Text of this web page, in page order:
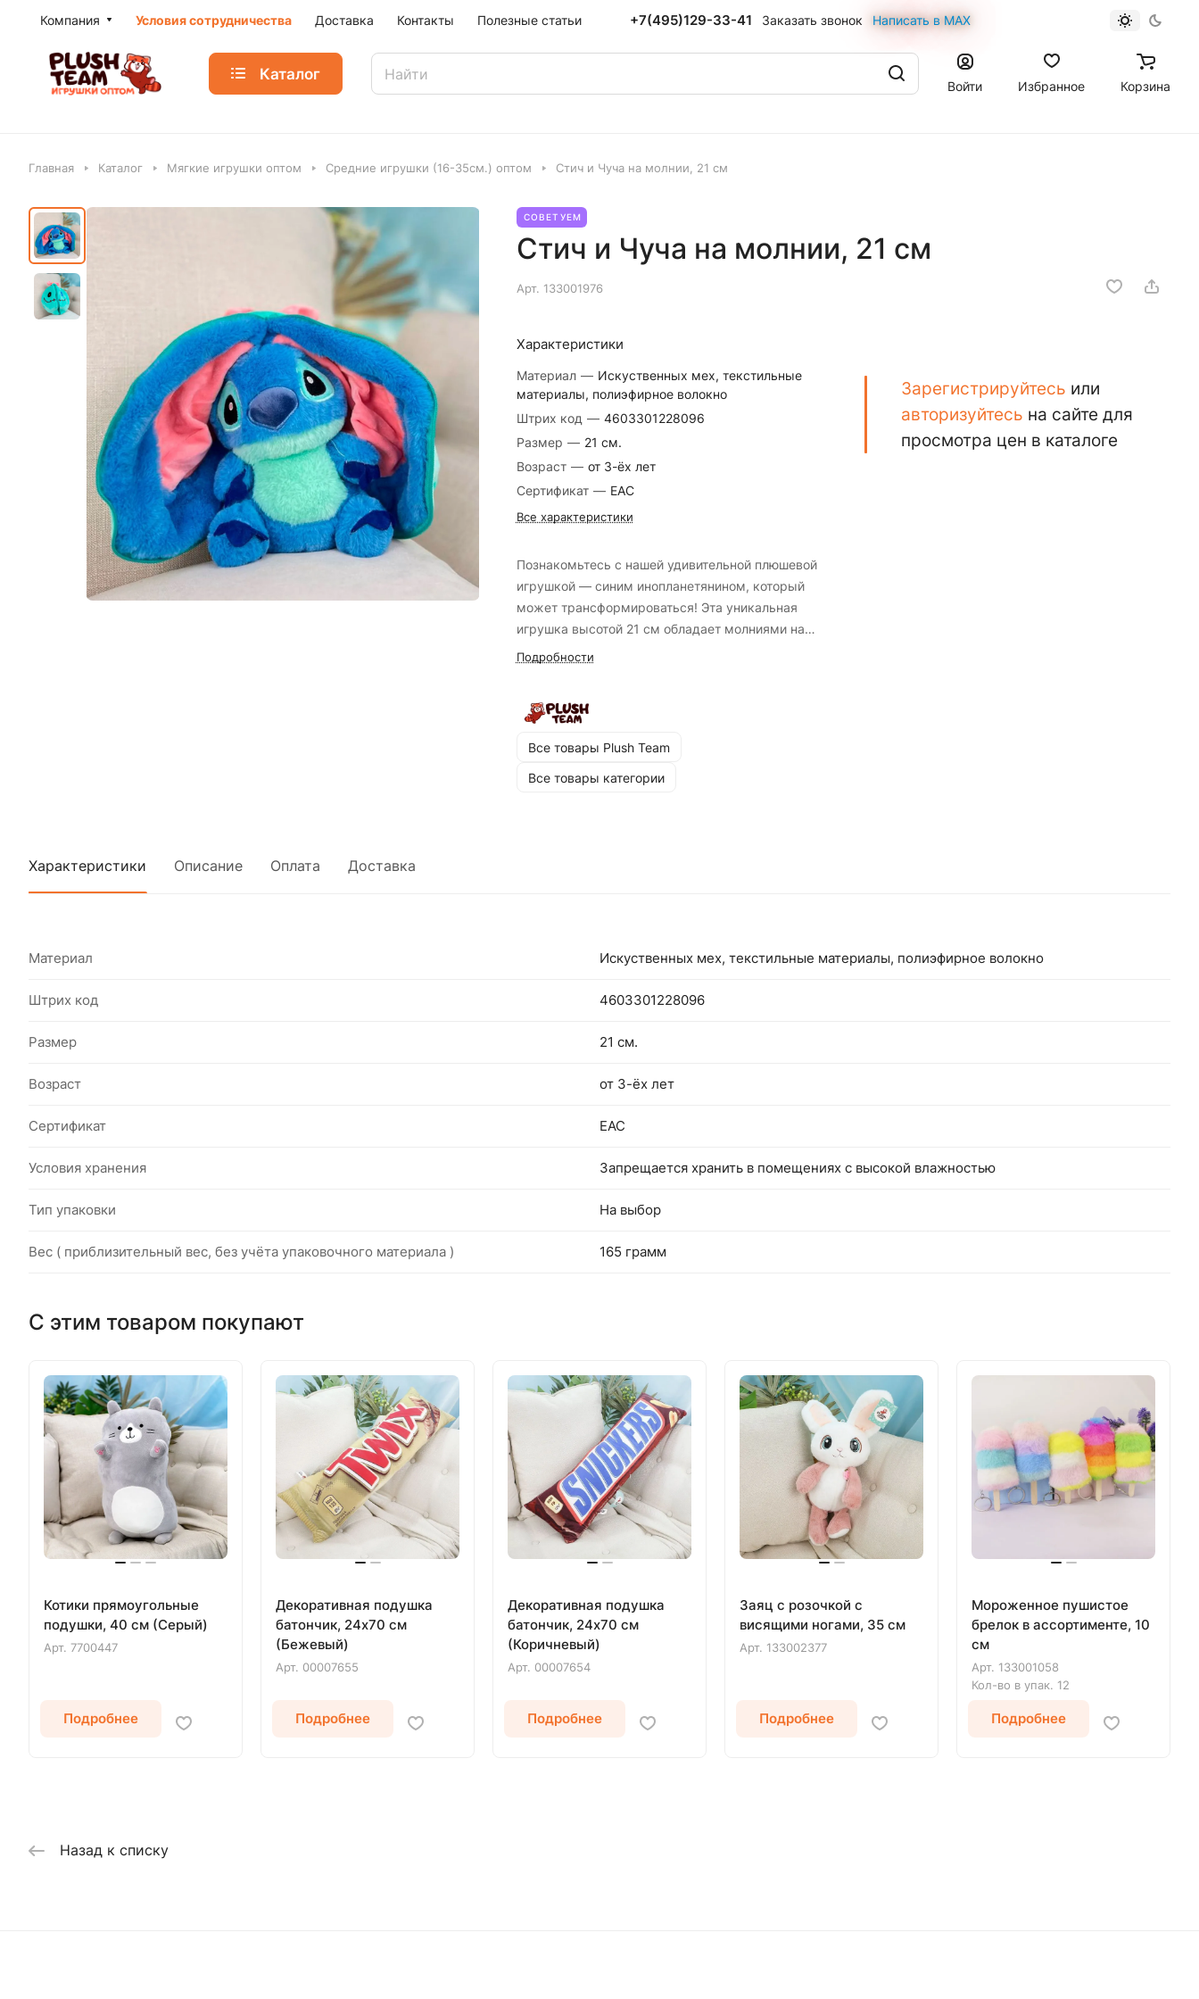
Компания Условия сотрудничества Доставка Контакты Полезные статьи +7(495)129-33-41 Заказать звонок Написать в MAX
Каталог
Войти Избранное Корзина
Главная Каталог Мягкие игрушки оптом Средние игрушки (16-35см.) оптом Стич и Чуча на молнии, 21 см
СОВЕТУЕМ
Стич и Чуча на молнии, 21 см
Арт. 133001976
Характеристики
Материал — Искуственных мех, текстильные
материалы, полиэфирное волокно
Штрих код — 4603301228096
Размер — 21 см.
Возраст — от 3-ёх лет
Сертификат — EAC
Все характеристики
Познакомьтесь с нашей удивительной плюшевой
игрушкой — синим инопланетянином, который
может трансформироваться! Эта уникальная
игрушка высотой 21 см обладает молниями на
ушах. Застегните их, и ваш синий пришелец
игрушка идеально подходит для игр и
восторге от превращений. Яркий дизайн и
преобразования делают её идеальным подарком
Подробности
Все товары Plush Team
Все товары категории
Зарегистрируйтесь или
авторизуйтесь на сайте для
просмотра цен в каталоге
Характеристики Описание Оплата Доставка
Материал Искуственных мех, текстильные материалы, полиэфирное волокно
Штрих код 4603301228096
Размер 21 см.
Возраст от 3-ёх лет
Сертификат EAC
Условия хранения Запрещается хранить в помещениях с высокой влажностью
Тип упаковки На выбор
Вес ( приблизительный вес, без учёта упаковочного материала ) 165 грамм
С этим товаром покупают
Котики прямоугольные
подушки, 40 см (Серый)
Арт. 7700447
Подробнее
Декоративная подушка
батончик, 24х70 см
(Бежевый)
Арт. 00007655
Подробнее
Декоративная подушка
батончик, 24х70 см
(Коричневый)
Арт. 00007654
Подробнее
Заяц с розочкой с
висящими ногами, 35 см
Арт. 133002377
Подробнее
Мороженное пушистое
брелок в ассортименте, 10
см
Арт. 133001058
Кол-во в упак. 12
Подробнее
Назад к списку